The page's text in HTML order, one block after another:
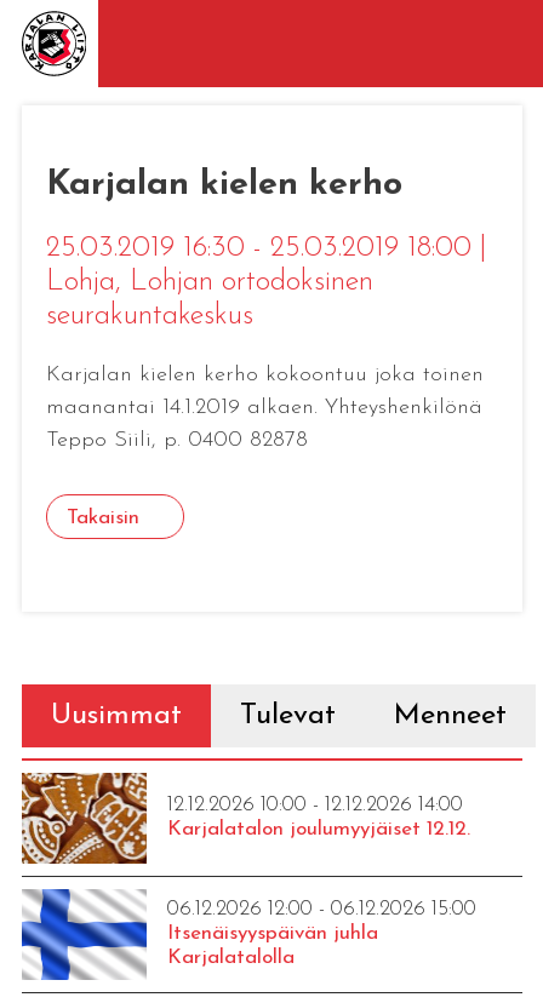
Karjalan kielen kerho
25.03.2019 16:30 - 25.03.2019 18:00
Lohja, Lohjan ortodoksinen
seurakuntakeskus
Karjalan kielen kerho kokoontuu joka toinen
maanantai 14.1.2019 alkaen. Yhteyshenkilönä
Teppo Siili, p. 0400 82878
Takaisin
Uusimmat Tulevat Menneet
12.12.2026 10:00 - 12.12.2026 14:00
Karjalatalon joulumyyjäiset 12.12.
06.12.2026 12:00 - 06.12.2026 15:00
Itsenäisyyspäivän juhla
Karjalatalolla